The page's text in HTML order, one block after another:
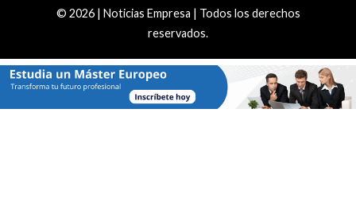
© 2026 | Noticias Empresa | Todos los derechos
reservados.